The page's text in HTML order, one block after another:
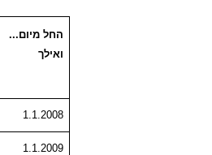
החל מיום...
ואילך
1.1.2008
1.1.2009